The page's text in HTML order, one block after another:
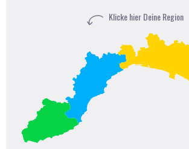
Klicke hier Deine Region